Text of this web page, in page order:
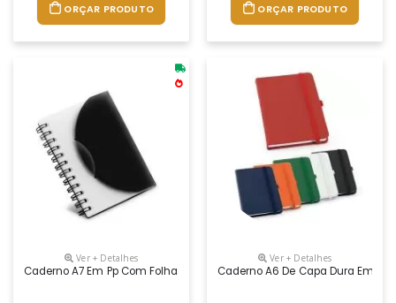
ORÇAR PRODUTO ORÇAR PRODUTO
Ver + Detalhes
Caderno A7 Em Pp Com Folhas Lisas
Ver + Detalhes
Caderno A6 De Capa Dura Em C.